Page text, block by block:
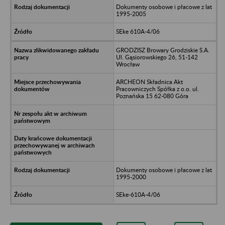
Dokumenty osobowe i płacowe z lat
1995-2005
SEke 610A-4/06
GRODZISZ Browary Grodziskie S.A.
Ul. Gąsiorowskiego 26, 51-142
Wrocław
ARCHEON Składnica Akt
Pracowniczych Spółka z o.o. ul.
Poznańska 15 62-080 Góra
Dokumenty osobowe i płacowe z lat
1995-2000
SEke-610A-4/06